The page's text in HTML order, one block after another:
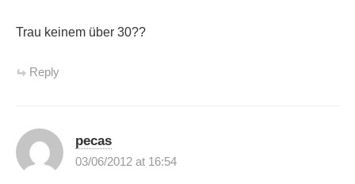
Trau keinem über 30??
Reply
pecas
03/06/2012 at 16:54